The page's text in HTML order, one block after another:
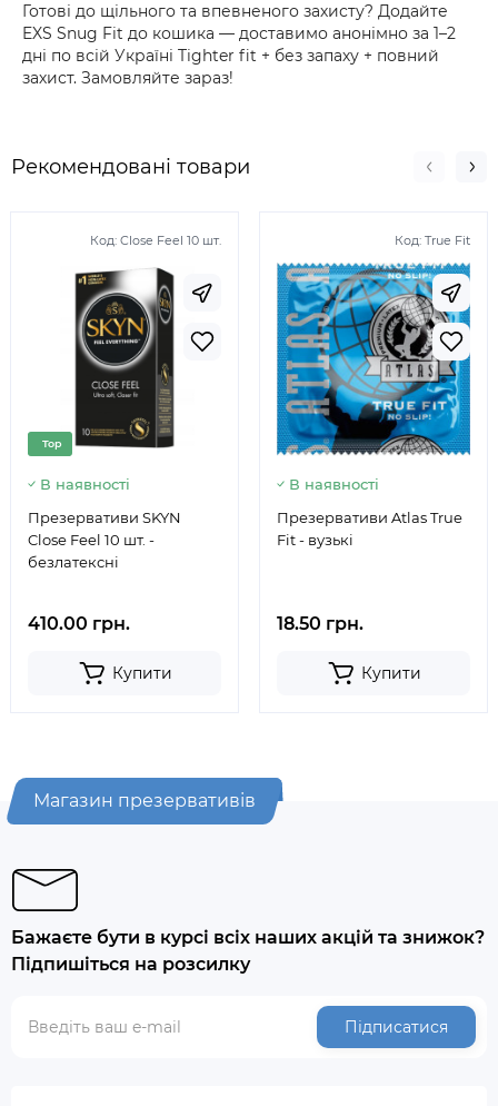
Готові до щільного та впевненого захисту? Додайте
EXS Snug Fit до кошика — доставимо анонімно за 1–2
дні по всій Україні Tighter fit + без запаху + повний
захист. Замовляйте зараз!
Рекомендовані товари
Код: Close Feel 10 шт.
Top
В наявності
Презервативи SKYN
Close Feel 10 шт. -
безлатексні
410.00 грн.
Купити
Код: True Fit
В наявності
Презервативи Atlas True
Fit - вузькі
18.50 грн.
Купити
Магазин презервативів
Бажаєте бути в курсі всіх наших акцій та знижок?
Підпишіться на розсилку
Підписатися